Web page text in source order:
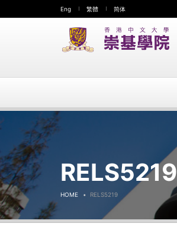
Eng 繁體 简体
RELS5219
HOME RELS5219